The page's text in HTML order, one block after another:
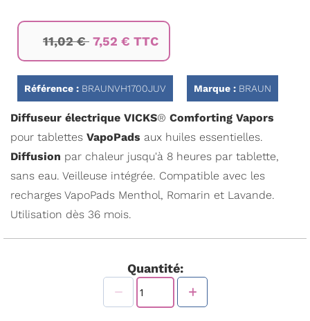
Passer
début
11,02 € 7,52 € TTC
Référence : BRAUNVH1700JUV Marque : BRAUN
Diffuseur électrique VICKS® Comforting Vapors
pour tablettes VapoPads aux huiles essentielles.
Diffusion par chaleur jusqu'à 8 heures par tablette,
sans eau. Veilleuse intégrée. Compatible avec les
recharges VapoPads Menthol, Romarin et Lavande.
Utilisation dès 36 mois.
Quantité: